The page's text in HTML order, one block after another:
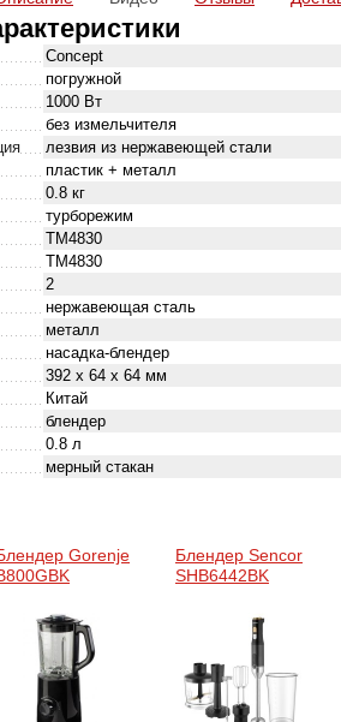
Concept
погружной
1000 Вт
без измельчителя
лезвия из нержавеющей стали
пластик + металл
0.8 кг
турборежим
TM4830
TM4830
2
нержавеющая сталь
металл
насадка-блендер
392 х 64 х 64 мм
Китай
блендер
0.8 л
мерный стакан
Gorenje
Блендер Sencor
SHB6442BK